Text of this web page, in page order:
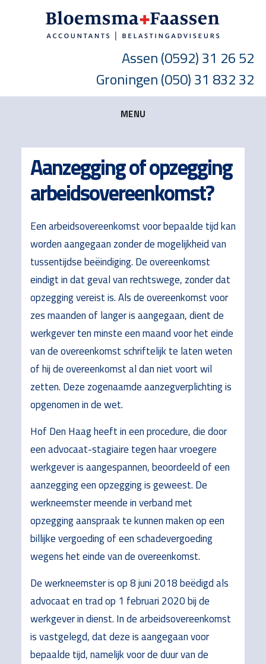
Assen(0592) 31 26 52
Groningen(050) 31 832 32
MENU
Aanzegging of opzegging
arbeidsovereenkomst?
Een arbeidsovereenkomst voor bepaalde tijd kan
worden aangegaan zonder de mogelijkheid van
tussentijdse beëindiging. De overeenkomst
eindigt in dat geval van rechtswege, zonder dat
opzegging vereist is. Als de overeenkomst voor
zes maanden of langer is aangegaan, dient de
werkgever ten minste een maand voor het einde
van de overeenkomst schriftelijk te laten weten
of hij de overeenkomst al dan niet voort wil
zetten. Deze zogenaamde aanzegverplichting is
opgenomen in de wet.
Hof Den Haag heeft in een procedure, die door
een advocaat-stagiaire tegen haar vroegere
werkgever is aangespannen, beoordeeld of een
aanzegging een opzegging is geweest. De
werkneemster meende in verband met
opzegging aanspraak te kunnen maken op een
billijke vergoeding of een schadevergoeding
wegens het einde van de overeenkomst.
De werkneemster is op 8 juni 2018 beëdigd als
advocaat en trad op 1 februari 2020 bij de
werkgever in dienst. In de arbeidsovereenkomst
is vastgelegd, dat deze is aangegaan voor
bepaalde tijd, namelijk voor de duur van de